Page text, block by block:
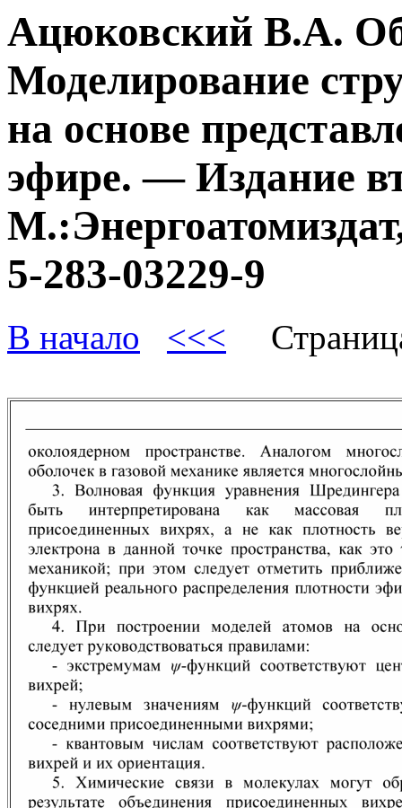
Ацюковский В.А.
Моделирование
на основе
эфире. — Издание
5-283-03229-9
В начало <<<